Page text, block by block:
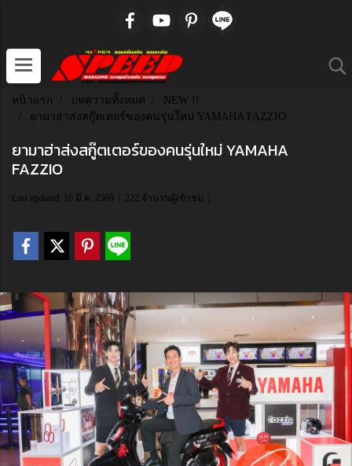
หน้าแรก บทความทั้งหมด
NEW !!
ยามาฮ่าส่งสกู๊ตเตอร์ของคนรุ่นใหม่ YAMAHA FAZZIO
ยามาฮ่าส่งสกู๊ตเตอร์ของคนรุ่นใหม่ YAMAHA
FAZZIO
Last updated: 16 มี.ค. 2569 222 จำนวนผู้เข้าชม